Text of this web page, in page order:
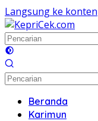
Langsung ke konten
Beranda
Karimun